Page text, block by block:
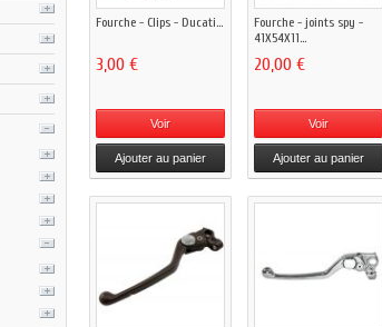
Fourche - Clips - Ducati...
3,00 €
Voir
Ajouter au panier
Fourche - joints spy -
41X54X11...
20,00 €
Voir
Ajouter au panier